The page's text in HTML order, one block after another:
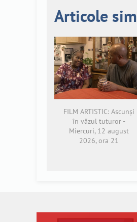
Articole
FILM ARTISTIC: Ascunși
în văzul tuturor -
Miercuri, 12 august
2026, ora 21